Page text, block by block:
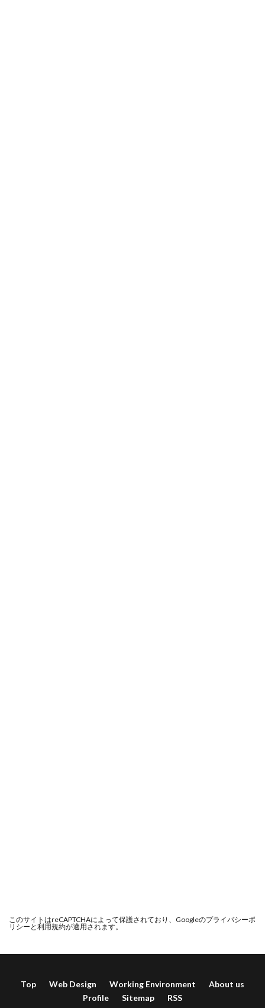
このサイトはreCAPTCHAによって保護されており、Googleのプライバシーポ
リシー と 利用規約が適用されます。
Top Web Design Working Environment
About us
Profile
Sitemap RSS